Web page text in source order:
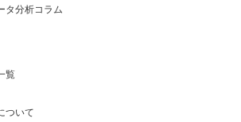
タ分析コラム
覧
ついて